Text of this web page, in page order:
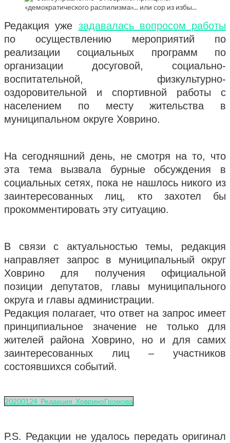
Редакция уже задавалась вопросом работы
по осуществлению мероприятий по
реализации социальных программ по
организации досуговой, социально-
воспитательной, физкультурно-
оздоровительной и спортивной работы с
населением по месту жительства в
муниципальном округе Ховрино.
На сегодняшний день, не смотря на то, что
эта тема вызвала бурные обсуждения в
социальных сетях, пока не нашлось никого из
заинтересованных лиц, кто захотел бы
прокомментировать эту ситуацию.
В связи с актуальностью темы, редакция
направляет запрос в муниципальный округ
Ховрино для получения официальной
позиции депутатов, главы муниципального
округа и главы администрации.
Редакция полагает, что ответ на запрос имеет
принципиальное значение не только для
жителей района Ховрино, но и для самих
заинтересованных лиц – участников
состоявшихся событий.
20200124_Редакция_ХовриноГромова
Р.S. Редакции не удалось передать оригинал